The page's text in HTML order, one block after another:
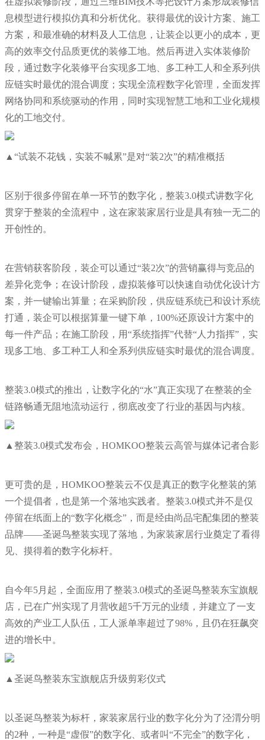
息模型进行模拟仿真和分析优化。获得最优的设计方案、施工
方案，和最准确的材料及人工信息，让装企以更小的成本，更
高的效率交付品质更优的装修工地。然后再进入实体装修阶
段，通过数字化装修平台实现多工地、多工种工人和全系列供
应链实时最优的混合调度；实现全流程数字化管理，全面发挥
网络协同和系统驱动的作用，同时实现智慧工地和工业化规模
化的工地交付。
▲“试装不花钱，实装不喊累”是对“装2次”的精准概括
区别于很多停留在单一环节的数字化，整装3.0模式讲数字化
贯穿于整装的全流程中，这在家装家居行业是具有独一无二的
开创性的。
在营销获客阶段，装企可以通过“装2次”的营销赢得与竞品的
差异化竞争；在设计阶段，虚拟装修可以快速自动优化设计方
案，并一键输出算量；在采购阶段，供应链系统已和设计系统
打通，装企可以根据算量一键下单，100%还原设计方案中的
每一件产品；在施工阶段，用“系统指挥”代替“人力指挥”，实
现多工地、多工种工人和全系列供应链实时最优的混合调度。
整装3.0模式的推出，让数字化的“水”真正实现了在整装的全
链路畅通无阻地流动运行，彻底改变了行业的基因与内核。
▲整装3.0模式发布会，HOMKOO整装云高管与媒体记者合影
更可贵的是，HOMKOO整装云不仅是真正的数字化整装的第
一个提倡者，也是第一个落地实践者。整装3.0模式并不是仅
停留在纸面上的“数字化概念”，而是经由尚品宅配集团的整装
品牌——圣诞鸟整装实现了落地，为家装家居行业奠定了看得
见、摸得着的数字化标杆。
自今年5月起，全面应用了整装3.0模式的圣诞鸟整装东宝旗舰
店，已在广州实现了月营收超5千万元的业绩，并建立了一支
高效的产业工人队伍，工人派单率超过了98%，且仍在狂飙突
进的增长中。
▲圣诞鸟整装东宝旗舰店升级剪彩仪式
以圣诞鸟整装为标杆，家装家居行业的数字化分为了泾渭分明
的2种，一种是“虚假”的数字化、或者叫“不完全”的数字化，